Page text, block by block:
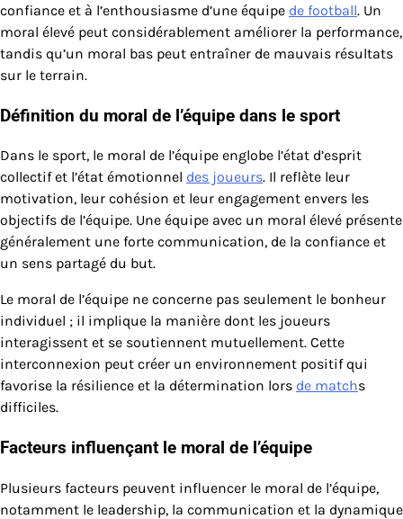
confiance et à l’enthousiasme d’une équipe de football. Un
moral élevé peut considérablement améliorer la performance,
tandis qu’un moral bas peut entraîner de mauvais résultats
sur le terrain.
Définition du moral de l’équipe dans le sport
Dans le sport, le moral de l’équipe englobe l’état d’esprit
collectif et l’état émotionnel des joueurs. Il reflète leur
motivation, leur cohésion et leur engagement envers les
objectifs de l’équipe. Une équipe avec un moral élevé présente
généralement une forte communication, de la confiance et
un sens partagé du but.
Le moral de l’équipe ne concerne pas seulement le bonheur
individuel ; il implique la manière dont les joueurs
interagissent et se soutiennent mutuellement. Cette
interconnexion peut créer un environnement positif qui
favorise la résilience et la détermination lors de matchs
difficiles.
Facteurs influençant le moral de l’équipe
Plusieurs facteurs peuvent influencer le moral de l’équipe,
notamment le leadership, la communication et la dynamique